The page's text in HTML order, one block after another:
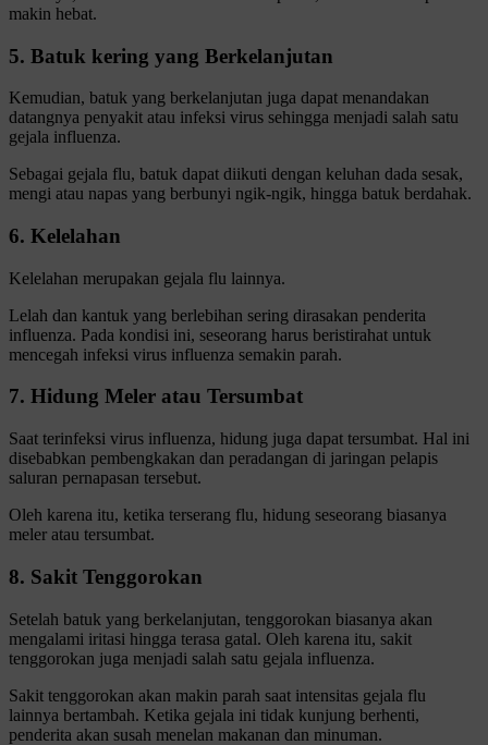
makin hebat.
5. Batuk kering yang Berkelanjutan
Kemudian, batuk yang berkelanjutan juga dapat menandakan
datangnya penyakit atau infeksi virus sehingga menjadi salah satu
gejala influenza.
Sebagai gejala flu, batuk dapat diikuti dengan keluhan dada sesak,
mengi atau napas yang berbunyi ngik-ngik, hingga batuk berdahak.
6. Kelelahan
Kelelahan merupakan gejala flu lainnya.
Lelah dan kantuk yang berlebihan sering dirasakan penderita
influenza. Pada kondisi ini, seseorang harus beristirahat untuk
mencegah infeksi virus influenza semakin parah.
7. Hidung Meler atau Tersumbat
Saat terinfeksi virus influenza, hidung juga dapat tersumbat. Hal ini
disebabkan pembengkakan dan peradangan di jaringan pelapis
saluran pernapasan tersebut.
Oleh karena itu, ketika terserang flu, hidung seseorang biasanya
meler atau tersumbat.
8. Sakit Tenggorokan
Setelah batuk yang berkelanjutan, tenggorokan biasanya akan
mengalami iritasi hingga terasa gatal. Oleh karena itu, sakit
tenggorokan juga menjadi salah satu gejala influenza.
Sakit tenggorokan akan makin parah saat intensitas gejala flu
lainnya bertambah. Ketika gejala ini tidak kunjung berhenti,
penderita akan susah menelan makanan dan minuman.